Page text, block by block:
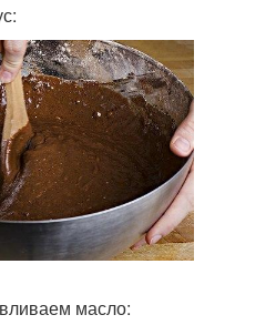
масло: